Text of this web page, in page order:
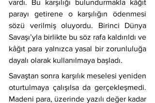
vardı. Bu karşılığı bulundurmakla kâğıt
parayı getirene o karşılığın ödenmesi
sözü verilmiş oluyordu. Birinci Dünya
Savaşı’yla birlikte bu söz rafa kaldırıldı ve
kâğıt para yalnızca yasal bir zorunluluğa
dayalı olarak kullanılmaya başladı.
Savaştan sonra karşılık meselesi yeniden
oturtulmaya çalışılsa da gerçekleşmedi.
Madeni para, üzerinde yazılı değer kadar